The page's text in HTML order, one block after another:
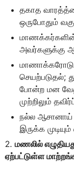
தகாத
ஒருபோதும்
மாணக்கர்களின்
அவர்களுக்கு
மாணாக்கரோடு
செயற்படுதல்;
போன்ற மன
முற்றிலும்
நல்ல ஆசானாய்
இருக்க
2. மணலில்
ஏற்பட்டுள்ள